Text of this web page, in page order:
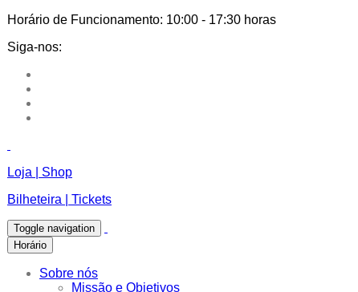
Horário de Funcionamento: 10:00 - 17:30 horas
Siga-nos:
Loja | Shop
Bilheteira | Tickets
Toggle navigation
Horário
Sobre nós
Missão e Objetivos